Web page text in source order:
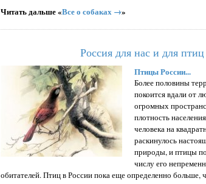
Читать дальше «Все о собаках →»
Россия для нас и для птиц
Птицы России...
Более половины
покоится вдали от
огромных
плотность
человека на
раскинулось
природы, и птицы
числу его
обитателей. Птиц в России пока еще определенно больше,